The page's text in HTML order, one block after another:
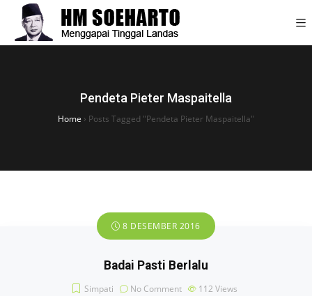
Pendeta Pieter Maspaitella
Home › Posts Tagged "Pendeta Pieter Maspaitella"
8 DESEMBER 2016
Badai Pasti Berlalu
Simpati No Comment 112 Views